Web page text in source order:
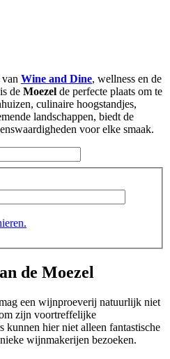
van Wine and Dine, wellness en de
de Moezel de perfecte plaats om te
culinaire hoogstandjes,
landschappen, biedt de
voor elke smaak.
de Moezel
een wijnproeverij natuurlijk niet
zijn voortreffelijke
hier niet alleen fantastische
wijnmakerijen bezoeken.